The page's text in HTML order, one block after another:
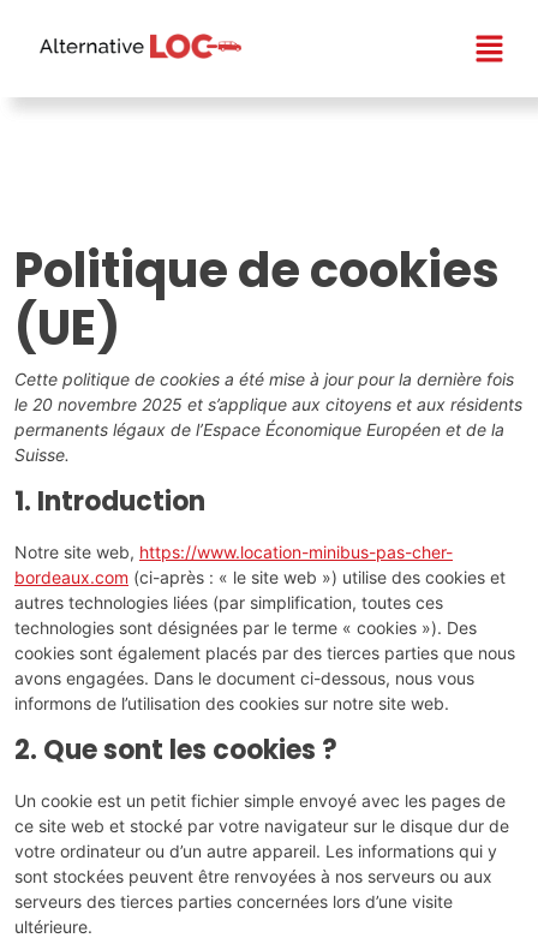
Politique de cookies
(UE)
Cette politique de cookies a été mise à jour pour la dernière fois
le 20 novembre 2025 et s’applique aux citoyens et aux résidents
permanents légaux de l’Espace Économique Européen et de la
Suisse.
1. Introduction
Notre site web, https://www.location-minibus-pas-cher-
bordeaux.com (ci-après : « le site web ») utilise des cookies et
autres technologies liées (par simplification, toutes ces
technologies sont désignées par le terme « cookies »). Des
cookies sont également placés par des tierces parties que nous
avons engagées. Dans le document ci-dessous, nous vous
informons de l’utilisation des cookies sur notre site web.
2. Que sont les cookies ?
Un cookie est un petit fichier simple envoyé avec les pages de
ce site web et stocké par votre navigateur sur le disque dur de
votre ordinateur ou d’un autre appareil. Les informations qui y
sont stockées peuvent être renvoyées à nos serveurs ou aux
serveurs des tierces parties concernées lors d’une visite
ultérieure.